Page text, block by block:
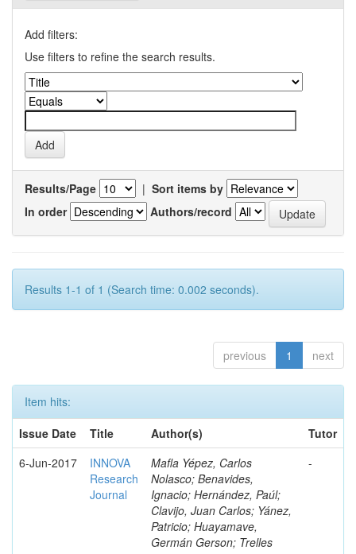
Add filters:
Use filters to refine the search results.
Results/Page | Sort items by
In order
Authors/record
Results 1-1 of 1 (Search time: 0.002 seconds).
previous 1 next
Item hits:
Issue Date
Title Author(s)
Tutor
6-Jun-2017
INNOVA
Research
Journal
Mafla Yépez, Carlos
Nolasco; Benavides,
Ignacio; Hernández, Paúl;
Clavijo, Juan Carlos; Yánez,
Patricio; Huayamave,
Germán Gerson; Trelles
-